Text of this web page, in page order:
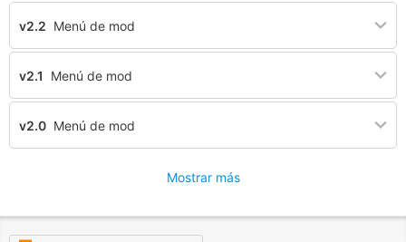
v2.2 Menú de mod
v2.1 Menú de mod
v2.0 Menú de mod
Mostrar más